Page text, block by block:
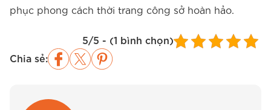
phục phong cách thời trang công sở hoàn hảo.
Chia sẻ:
5/5 - (1 bình chọn)